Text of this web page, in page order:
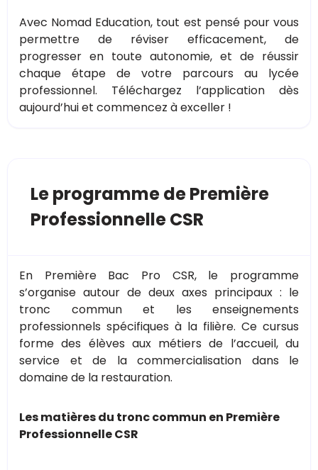
Avec Nomad Education, tout est pensé pour vous
permettre de réviser efficacement, de
progresser en toute autonomie, et de réussir
chaque étape de votre parcours au lycée
professionnel. Téléchargez l’application dès
aujourd’hui et commencez à exceller !
Le programme de Première
Professionnelle CSR
En Première Bac Pro CSR, le programme
s’organise autour de deux axes principaux : le
tronc commun et les enseignements
professionnels spécifiques à la filière. Ce cursus
forme des élèves aux métiers de l’accueil, du
service et de la commercialisation dans le
domaine de la restauration.
Les matières du tronc commun en Première
Professionnelle CSR